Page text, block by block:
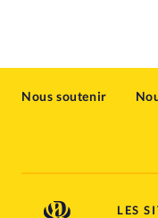
Nous soutenir
LES